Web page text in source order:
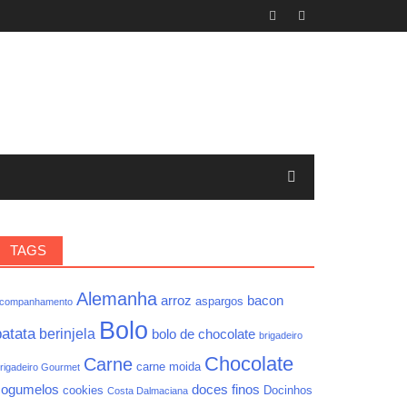
TAGS
Alemanha arroz aspargos bacon
berinjela Bolo bolo de chocolate brigadeiro
Gourmet Carne carne moida Chocolate
cookies Costa Dalmaciana doces finos Docinhos